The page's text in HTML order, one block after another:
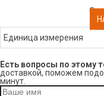
Единица измерения
Есть вопросы по этому
доставкой, поможем
минут.